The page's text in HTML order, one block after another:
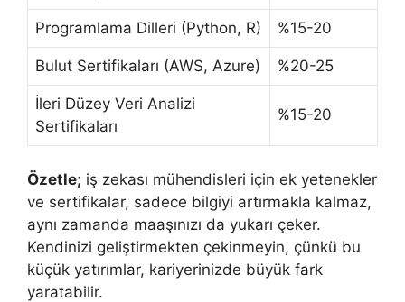
Programlama Dilleri (Python, R) %15-20
Bulut Sertifikaları (AWS, Azure) %20-25
İleri Düzey Veri Analizi
Sertifikaları
%15-20
Özetle; iş zekası mühendisleri için ek yetenekler
ve sertifikalar, sadece bilgiyi artırmakla kalmaz,
aynı zamanda maaşınızı da yukarı çeker.
Kendinizi geliştirmekten çekinmeyin, çünkü bu
küçük yatırımlar, kariyerinizde büyük fark
yaratabilir.